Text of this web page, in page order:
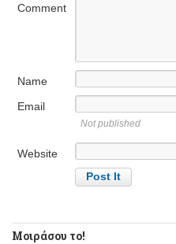
Comment
Name
Email
Not published
Website
Μοιράσου το!